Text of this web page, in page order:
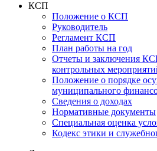
КСП
Положение о КСП
Руководитель
Регламент КСП
План работы на год
Отчеты и заключения
контрольных
Положение о порядке
муниципального
Сведения о доходах
Нормативные документы
Специальная оценка
Кодекс этики и